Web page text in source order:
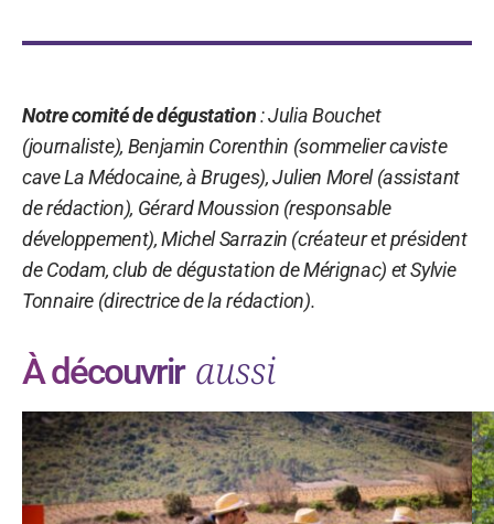
Notre comité de dégustation: Julia Bouchet
(journaliste), Benjamin Corenthin (sommelier caviste
cave La Médocaine, à Bruges), Julien Morel (assistant
de rédaction), Gérard Moussion (responsable
développement), Michel Sarrazin (créateur et président
de Codam, club de dégustation de Mérignac) et Sylvie
Tonnaire (directrice de la rédaction).
À découvrir aussi